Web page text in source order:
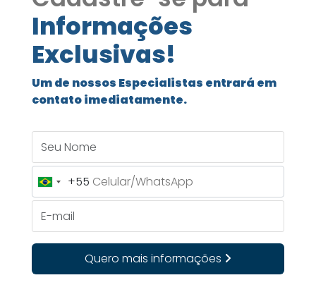
Informações
Exclusivas!
Um de nossos Especialistas entrará em
contato imediatamente.
Brazil
+55
+55
Quero mais informações